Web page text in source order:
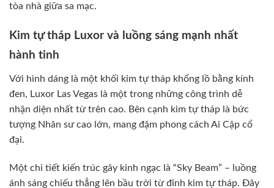
tòa nhà giữa sa mạc.
Kim tự tháp Luxor và luồng sáng mạnh nhất
hành tinh
Với hình dáng là một khối kim tự tháp khổng lồ bằng kính
đen, Luxor Las Vegas là một trong những công trình dễ
nhận diện nhất từ trên cao. Bên cạnh kim tự tháp là bức
tượng Nhân sư cao lớn, mang đậm phong cách Ai Cập cổ
đại.
Một chi tiết kiến trúc gây kinh ngạc là “Sky Beam” – luồng
ánh sáng chiếu thẳng lên bầu trời từ đỉnh kim tự tháp. Đây